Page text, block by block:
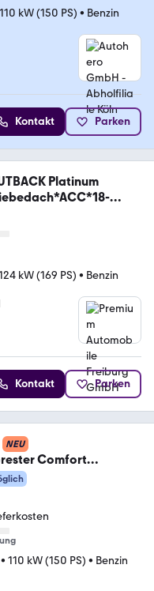
110 kW (150 PS) • Benzin
Kontakt Parken
Platinum
kW (169 PS) • Benzin
Kontakt Parken
NEU
Comfort
• 110 kW (150 PS) • Benzin